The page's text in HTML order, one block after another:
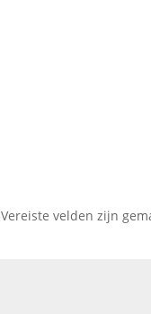
Vereiste velden zijn